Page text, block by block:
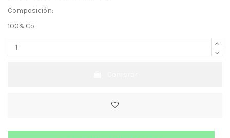
Composición:
100% Co